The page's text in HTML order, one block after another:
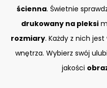
ścienna. Świetnie
drukowany na pleksi
rozmiary. Każdy z nich
wnętrza. Wybierz swój
jakości